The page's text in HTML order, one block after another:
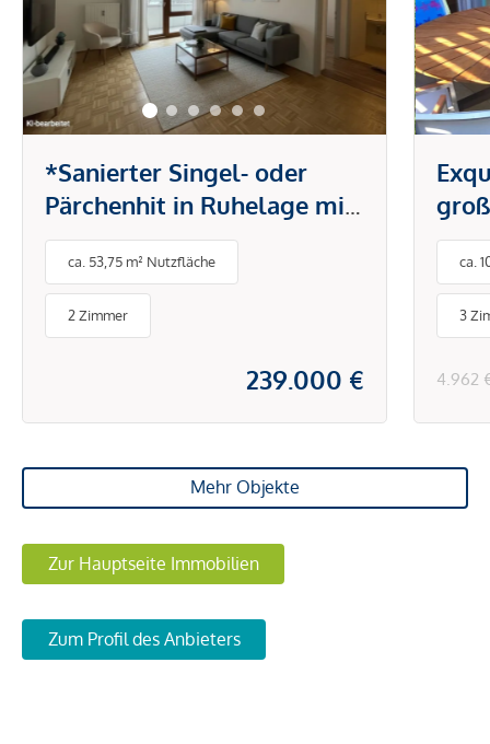
*Sanierter Singel- oder
Pärchenhit in Ruhelage mit
Küche & Loggia bei U6
Dresdner Straße* Ab sofort
verfügbar*
ca. 53,75 m² Nutzfläche
2 Zimmer
239.000 €
ca.
3
4.962
Mehr Objekte
Zur Hauptseite Immobilien
Zum Profil des Anbieters